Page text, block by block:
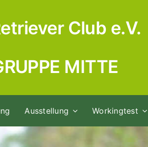
Club e.V.
MITTE
Ausstellung Workingtest